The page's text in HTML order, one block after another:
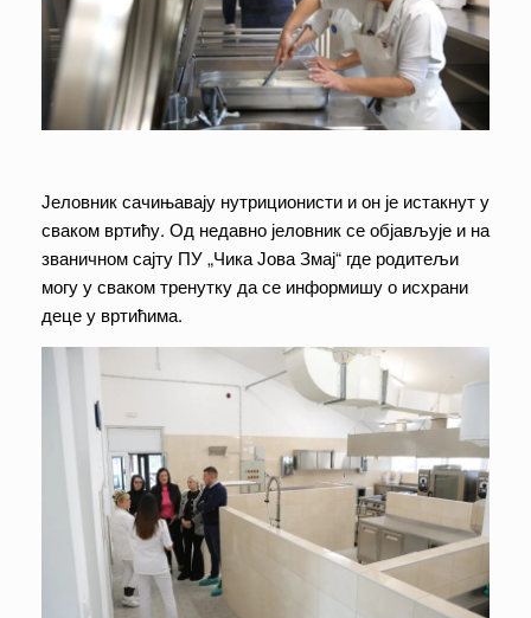
Јеловник сачињавају нутриционисти и он је истакнут у
сваком вртићу. Од недавно јеловник се објављује и на
званичном сајту ПУ „Чика Јова Змај“ где родитељи
могу у сваком тренутку да се информишу о исхрани
деце у вртићима.